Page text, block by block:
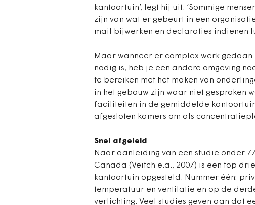
kantoortuin’, legt hij uit. ‘Sommige
zijn van wat er gebeurt in een
mail bijwerken en declaraties indienen
Maar wanneer er complex werk
nodig is, heb je een andere omgeving
te bereiken met het maken van
in het gebouw zijn waar niet gesproken
faciliteiten in de gemiddelde
afgesloten kamers om als
Snel afgeleid
Naar aanleiding van een studie onder
Canada (Veitch e.a., 2007) is een top
kantoortuin opgesteld. Nummer één:
temperatuur en ventilatie en op de
verlichting. Veel studies geven aan dat